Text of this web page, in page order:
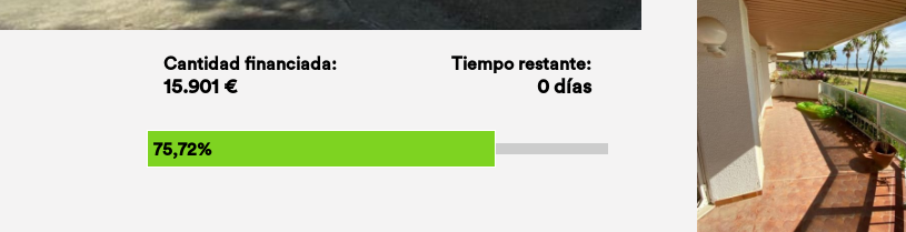
Cantidad financiada:
15.901 €
Tiempo restante:
0 días
75,72%